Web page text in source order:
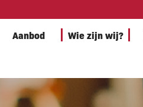
Aanbod Wie zijn wij?